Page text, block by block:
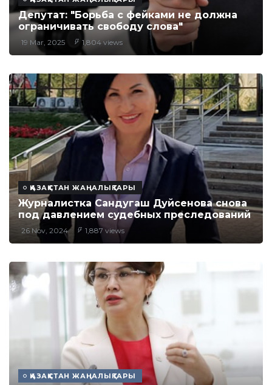
Депутат: "Борьба с фейками не должна
ограничивать свободу слова"
19 Mar, 2025 1,804 views
ҚАЗАҚСТАН ЖАҢАЛЫҚТАРЫ
Журналистка Сандугаш Дуйсенова снова
под давлением судебных преследований
26 Nov, 2024 1,887 views
ҚАЗАҚСТАН ЖАҢАЛЫҚТАРЫ